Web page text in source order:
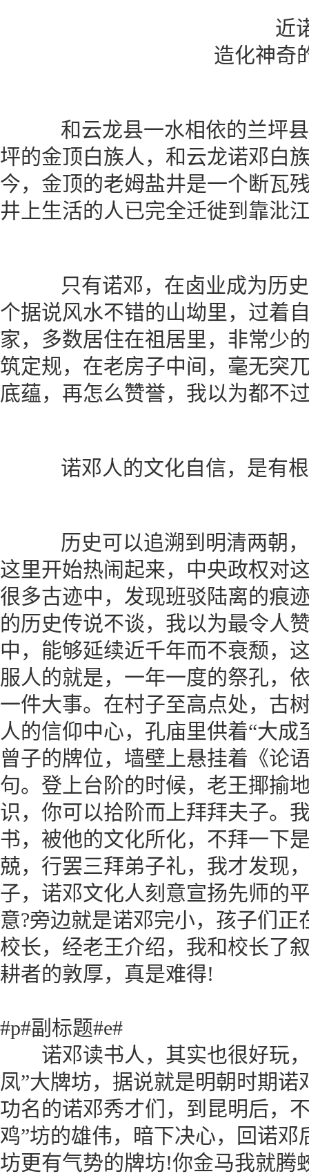
造化神奇
和云龙县一水相依的兰坪县
坪的金顶白族人，和云龙诺邓白
今，金顶的老姆盐井是一个断瓦
井上生活的人已完全迁徙到靠沘
只有诺邓，在卤业成为历史
个据说风水不错的山坳里，过着
家，多数居住在祖居里，非常少
筑定规，在老房子中间，毫无
底蕴，再怎么赞誉，我以为都不
诺邓人的文化自信，是有根
历史可以追溯到明清两朝，
这里开始热闹起来，中央政权对
很多古迹中，发现班驳陆离的痕
的历史传说不谈，我以为最令人
中，能够延续近千年而不衰颓，
服人的就是，一年一度的祭孔，
一件大事。在村子至高点处，古
人的信仰中心，孔庙里供着“大
曾子的牌位，墙壁上悬挂着《论
句。登上台阶的时候，老王揶揄
识，你可以拾阶而上拜拜夫子。
书，被他的文化所化，不拜一下
兢，行罢三拜弟子礼，我才发现
子，诺邓文化人刻意宣扬先师的
意?旁边就是诺邓完小，孩子们
校长，经老王介绍，我和校长了
耕者的敦厚，真是难得!
#p#副标题#e#
诺邓读书人，其实也很好玩，
凤”大牌坊，据说就是明朝时期
功名的诺邓秀才们，到昆明后，
鸡”坊的雄伟，暗下决心，回诺邓
坊更有气势的牌坊!你金马我就腾